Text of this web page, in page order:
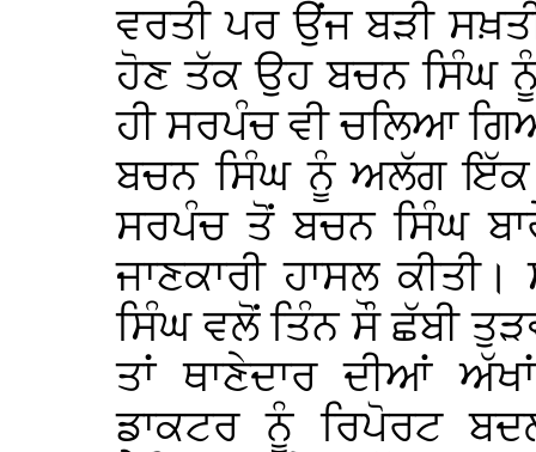
ਵਰਤੀ ਪਰ ਉਂਜ ਬੜੀ
ਹੋਣ ਤੱਕ ਉਹ ਬਚਨ ਸਿੰਘ
ਹੀ ਸਰਪੰਚ ਵੀ ਚਲਿਆ
ਬਚਨ ਸਿੰਘ ਨੂੰ ਅਲੱਗ ਇੱਕ
ਸਰਪੰਚ ਤੋਂ ਬਚਨ ਸਿੰਘ
ਜਾਣਕਾਰੀ ਹਾਸਲ
ਸਿੰਘ ਵਲੋਂ ਤਿੰਨ ਸੌ ਛੱਬੀ
ਤਾਂ ਥਾਣੇਦਾਰ ਦੀਆਂ
ਡਾਕਟਰ ਨੂੰ ਰਿਪੋਰਟ